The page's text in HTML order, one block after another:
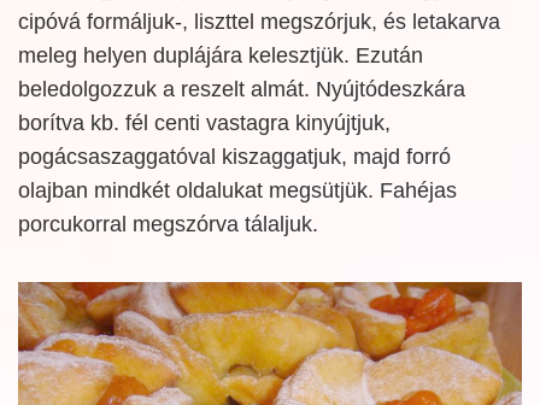
cipóvá formáljuk-, liszttel megszórjuk, és letakarva
meleg helyen duplájára kelesztjük. Ezután
beledolgozzuk a reszelt almát. Nyújtódeszkára
borítva kb. fél centi vastagra kinyújtjuk,
pogácsaszaggatóval kiszaggatjuk, majd forró
olajban mindkét oldalukat megsütjük. Fahéjas
porcukorral megszórva tálaljuk.